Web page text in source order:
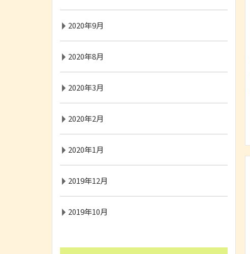
2020年9月
2020年8月
2020年3月
2020年2月
2020年1月
2019年12月
2019年10月